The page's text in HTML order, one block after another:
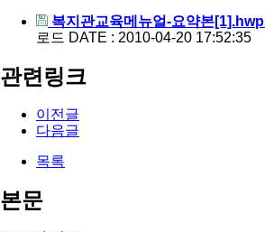
복지관교육메뉴얼-요약본[1].hwp
로드 DATE : 2010-04-20 17:52:35
관련링크
이전글
다음글
목록
본문